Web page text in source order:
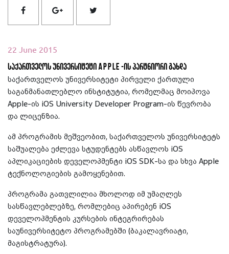
22 June 2015
საქართველოს უნივერსიტეტი Apple -ის პარტნიორი გახდა
საქართველოს უნივერსიტეტი პირველი ქართული
საგანმანათლებლო ინსტიტუტია, რომელმაც მოიპოვა
Apple-ის iOS University Developer Program-ის წევრობა
და ლიცენზია.
ამ პროგრამის მეშვეობით, საქართველოს უნივერსიტეტს
საშუალება ეძლევა სტუდენტებს ასწავლოს iOS
აპლიკაციების დეველოპმენტი iOS SDK-სა და სხვა Apple
ტექნოლოგიების გამოყენებით.
პროგრამა გათვლილია მხოლოდ იმ უმაღლეს
სასწავლებლებზე, რომლებიც აპირებენ iOS
დეველოპმენტის კურსების ინტეგრირებას
საუნივერსიტეტო პროგრამებში (ბაკალავრიატი,
მაგისტრატურა).